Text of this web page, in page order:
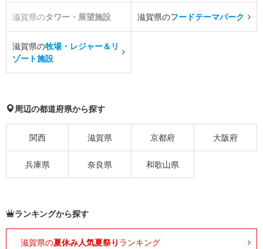
滋賀県のタワー・展望施設 滋賀県のフードテーマパーク
滋賀県の牧場・レジャー＆リ
ゾート施設
周辺の都道府県から探す
関西 滋賀県 京都府 大阪府
兵庫県 奈良県 和歌山県
ランキングから探す
滋賀県の夏休み人気夏祭り ランキング